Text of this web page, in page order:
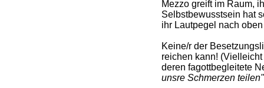
Mezzo greift im Raum,
Selbstbewusstsein hat
ihr Lautpegel nach oben
Keine/r der
reichen kann!
deren fagottbegleitete
unsre Schmerzen teilen"